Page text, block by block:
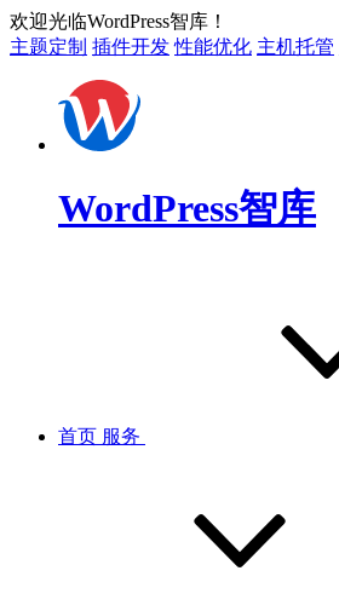
欢迎光临WordPress智库！
主题定制 插件开发 性能优化 主机托管
WordPress智库
首页 服务